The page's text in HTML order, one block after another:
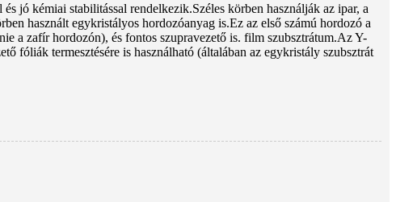
jó kémiai stabilitással rendelkezik.Széles körben használják az ipar, a
használt egykristályos hordozóanyag is.Ez az első számú hordozó a
a zafír hordozón), és fontos szupravezető is. film szubsztrátum.Az Y-
fóliák termesztésére is használható (általában az egykristály szubsztrát